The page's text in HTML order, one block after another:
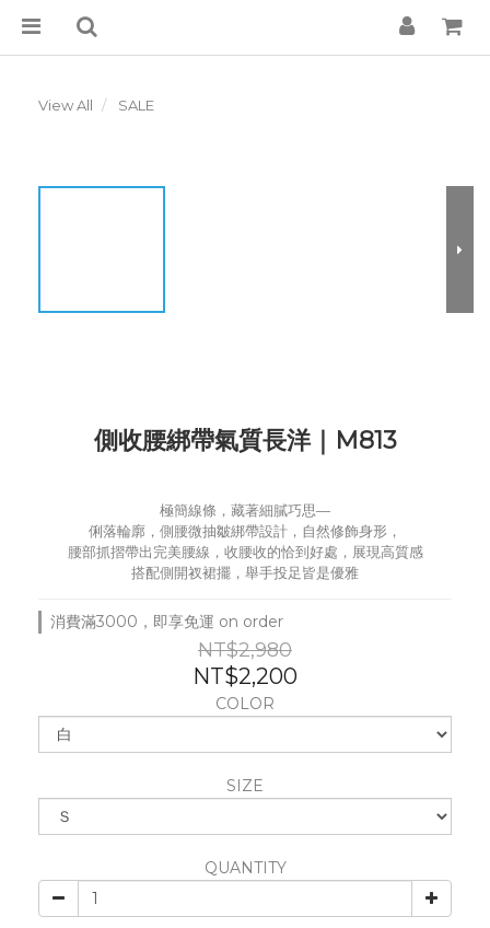
View All SALE
側收腰綁帶氣質長洋｜M813
極簡線條，藏著細膩巧思—
俐落輪廓，側腰微抽皺綁帶設計，自然修飾身形，
腰部抓摺帶出完美腰線，收腰收的恰到好處，展現高質感
搭配側開衩裙擺，舉手投足皆是優雅
消費滿3000，即享免運 on order
NT$2,980
NT$2,200
COLOR
SIZE
QUANTITY